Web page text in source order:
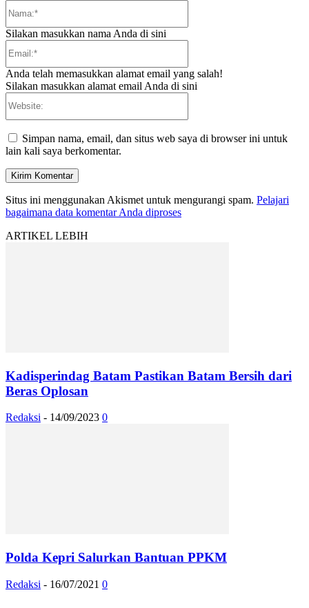
Silakan masukkan nama Anda di sini
Anda telah memasukkan alamat email yang salah!
Silakan masukkan alamat email Anda di sini
Simpan nama, email, dan situs web saya di browser ini untuk
lain kali saya berkomentar.
Situs ini menggunakan Akismet untuk mengurangi spam. Pelajari
bagaimana data komentar Anda diproses
ARTIKEL LEBIH
Kadisperindag Batam Pastikan Batam Bersih dari
Beras Oplosan
Redaksi - 14/09/2023 0
Polda Kepri Salurkan Bantuan PPKM
Redaksi - 16/07/2021 0